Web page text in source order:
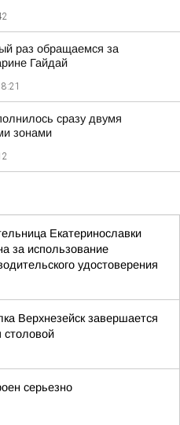
раз обращаемся за
Гайдай
сразу двумя
зонами
Екатеринославки
за использование
удостоверения
Верхнезейск завершается
столовой
серьезно